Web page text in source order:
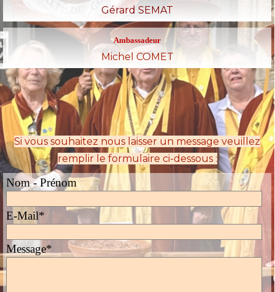
Gérard SEMAT
Ambassadeur
Michel COMET
Si vous souhaitez nous laisser un message veuillez
remplir le formulaire ci-dessous :
Nom - Prénom
E-Mail*
Message*